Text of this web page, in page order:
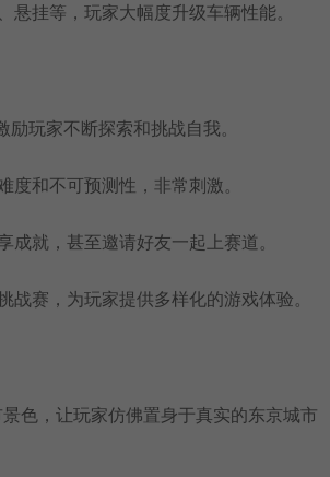
挂等，玩家大幅度升级车辆性能。
玩家不断探索和挑战自我。
和不可预测性，非常刺激。
就，甚至邀请好友一起上赛道。
赛，为玩家提供多样化的游戏体验。
色，让玩家仿佛置身于真实的东京城市